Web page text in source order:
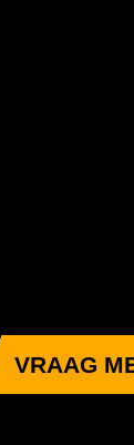
VRAAG